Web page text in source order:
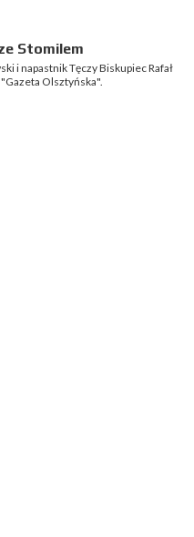
Stomilem
i napastnik Tęczy Biskupiec Rafał
Olsztyńska".